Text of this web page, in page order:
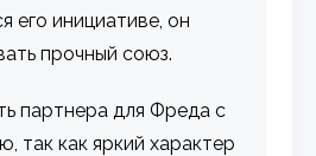
его инициативе, он
прочный союз.
партнера для Фреда с
так как яркий характер